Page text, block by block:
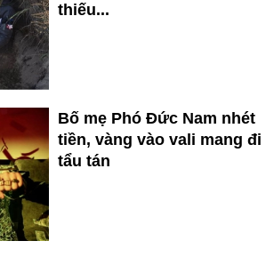
thiếu...
Bố mẹ Phó Đức Nam nhét
tiền, vàng vào vali mang đi
tẩu tán